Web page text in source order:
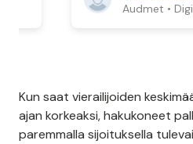
Audmet
Kun saat vierailijoiden
ajan korkeaksi, hakukoneet
paremmalla sijoituksella